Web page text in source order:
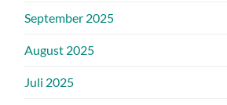
September 2025
August 2025
Juli 2025